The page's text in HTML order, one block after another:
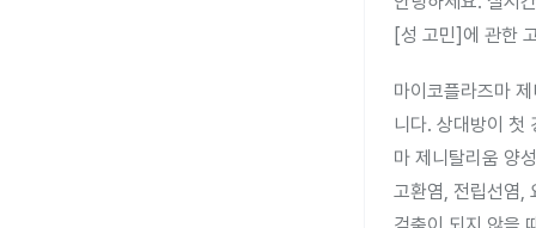
[성 고민]에 관한
마이코플라즈마
니다. 상대방이 첫
마 제니탈리움 양
고환염, 전립선염,